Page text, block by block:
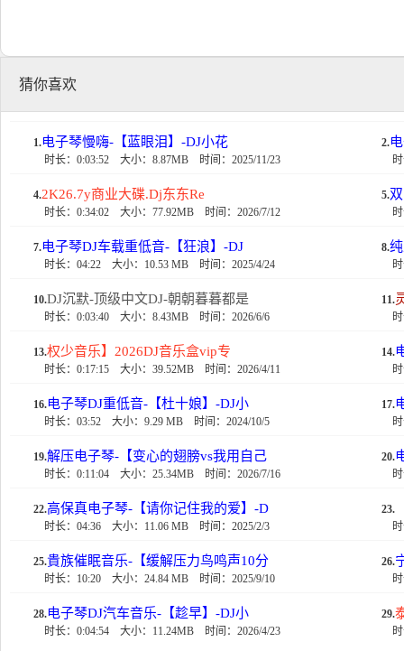
猜你喜欢
1.电子琴慢嗨-【蓝眼泪】-DJ小花
时长：0:03:52 大小：8.87MB 时间：2025/11/23
2.
4.2K26.7y商业大碟.Dj东东Re
时长：0:34:02 大小：77.92MB 时间：2026/7/12
5.
7.电子琴DJ车载重低音-【狂浪】-DJ
时长：04:22 大小：10.53 MB 时间：2025/4/24
8.
10.DJ沉默-顶级中文DJ-朝朝暮暮都是
时长：0:03:40 大小：8.43MB 时间：2026/6/6
11.
13.权少音乐】2026DJ音乐盒vip专
时长：0:17:15 大小：39.52MB 时间：2026/4/11
14.
16.电子琴DJ重低音-【杜十娘】-DJ小
时长：03:52 大小：9.29 MB 时间：2024/10/5
17.
19.解压电子琴-【变心的翅膀vs我用自己
时长：0:11:04 大小：25.34MB 时间：2026/7/16
20.
22.高保真电子琴-【请你记住我的爱】-D
时长：04:36 大小：11.06 MB 时间：2025/2/3
23.
25.貴族催眠音乐-【缓解压力鸟鸣声10分
时长：10:20 大小：24.84 MB 时间：2025/9/10
26.
28.电子琴DJ汽车音乐-【趁早】-DJ小
时长：0:04:54 大小：11.24MB 时间：2026/4/23
29.